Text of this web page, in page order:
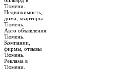
Тюмени.
Недвижимость,
дома, квартиры
Тюмень.
Авто объявления
Тюмень.
Компании,
фирмы, отзывы
Тюмень.
Реклама в
Тюмени.